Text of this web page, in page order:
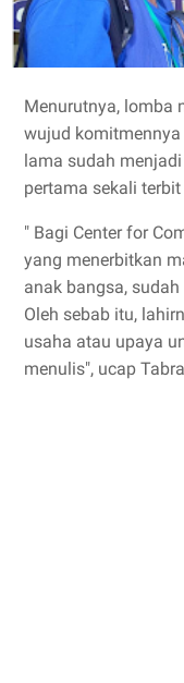
Menurutnya, lomba
wujud
lama sudah
pertama sekali
" Bagi Center for
yang menerbitkan
anak bangsa,
Oleh sebab itu,
usaha atau upaya
menulis", ucap